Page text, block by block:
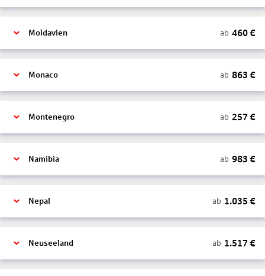
Moldavien ab 460€
Monaco ab 863 €
Montenegro ab 257 €
Namibia ab 983 €
Nepal ab 1.035 €
Neuseeland ab 1.517 €